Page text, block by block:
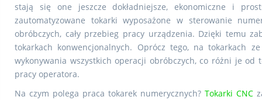
stają się one jeszcze dokładniejsze, ekonomiczne i
zautomatyzowane tokarki wyposażone w sterowanie
obróbczych, cały przebieg pracy urządzenia. Dzięki temu
tokarkach konwencjonalnych. Oprócz tego, na tokarkach
wykonywania wszystkich operacji obróbczych, co różni je od
pracy operatora.
Na czym polega praca tokarek numerycznych? Tokarki CNC